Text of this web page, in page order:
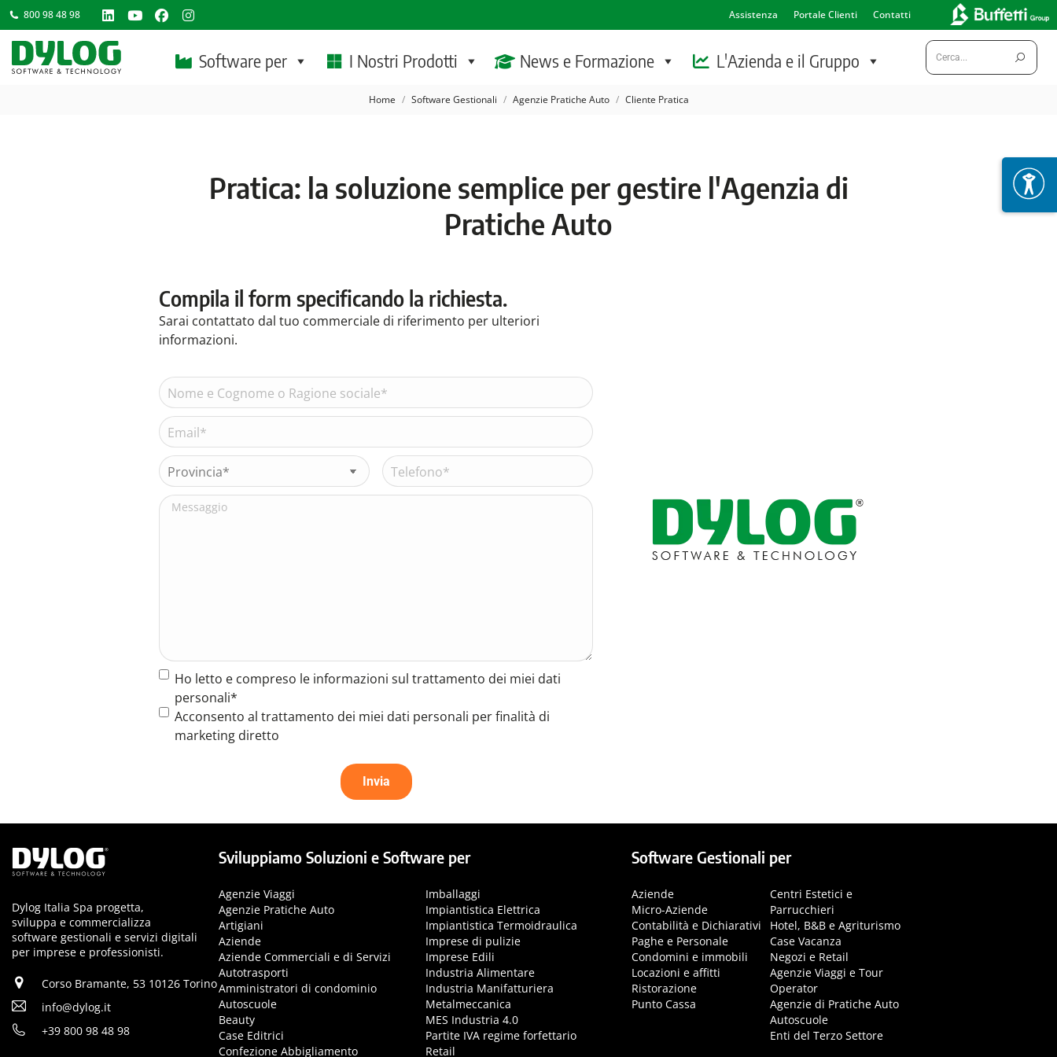
800 98 48 98
Linkedin
page
opens
YouTubeFacebook
page
opens
Instagram
opens
Assistenza Portale Clienti Contatti
Software per I Nostri Prodotti News e Formazione L'Azienda e il Gruppo
Cerca:
Tu sei qui:
Home Software Gestionali Agenzie Pratiche Auto Cliente Pratica
Pratica: la soluzione semplice per gestire l'Agenzia di
Pratiche Auto
Compila il form specificando la richiesta.
Sarai contattato dal tuo commerciale di riferimento per ulteriori
informazioni.
Nome
e
Cognome
o
Ragione
sociale*
(Obbligatorio)
Nome
Email*
(Obbligatorio)
Provincia*
(Obbligatorio)
Telefono*
(Obbligatorio)
Messaggio
Termine
condizioni (Obbligatorio)
Ho letto e compreso le informazioni sul trattamento dei miei dati
personali*
Termine
condizioni
Acconsento al trattamento dei miei dati personali per finalità di
marketing diretto
Dylog Italia Spa progetta,
sviluppa e commercializza
software gestionali e servizi digitali
per imprese e professionisti.
Corso Bramante, 53 10126 Torino
info@dylog.it
+39 800 98 48 98
Sviluppiamo Soluzioni e Software per
Agenzie Viaggi
Agenzie Pratiche Auto
Artigiani
Aziende
Aziende Commerciali e di Servizi
Autotrasporti
Amministratori di condominio
Autoscuole
Beauty
Case Editrici
Confezione Abbigliamento
Imballaggi
Impiantistica Elettrica
Impiantistica Termoidraulica
Imprese di pulizie
Imprese Edili
Industria Alimentare
Industria Manifatturiera
Metalmeccanica
MES Industria 4.0
Partite IVA regime forfettario
Retail
Software Gestionali per
Aziende
Micro-Aziende
Contabilità e Dichiarativi
Paghe e Personale
Condomini e immobili
Locazioni e affitti
Ristorazione
Punto Cassa
Centri Estetici e
Parrucchieri
Hotel, B&B e Agriturismo
Case Vacanza
Negozi e Retail
Agenzie Viaggi e Tour
Operator
Agenzie di Pratiche Auto
Autoscuole
Enti del Terzo Settore